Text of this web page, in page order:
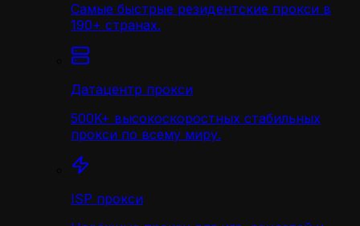
Самые быстрые резидентские прокси в
190+ странах.
Датацентр прокси
500K+ высокоскоростных стабильных
прокси по всему миру.
ISP прокси